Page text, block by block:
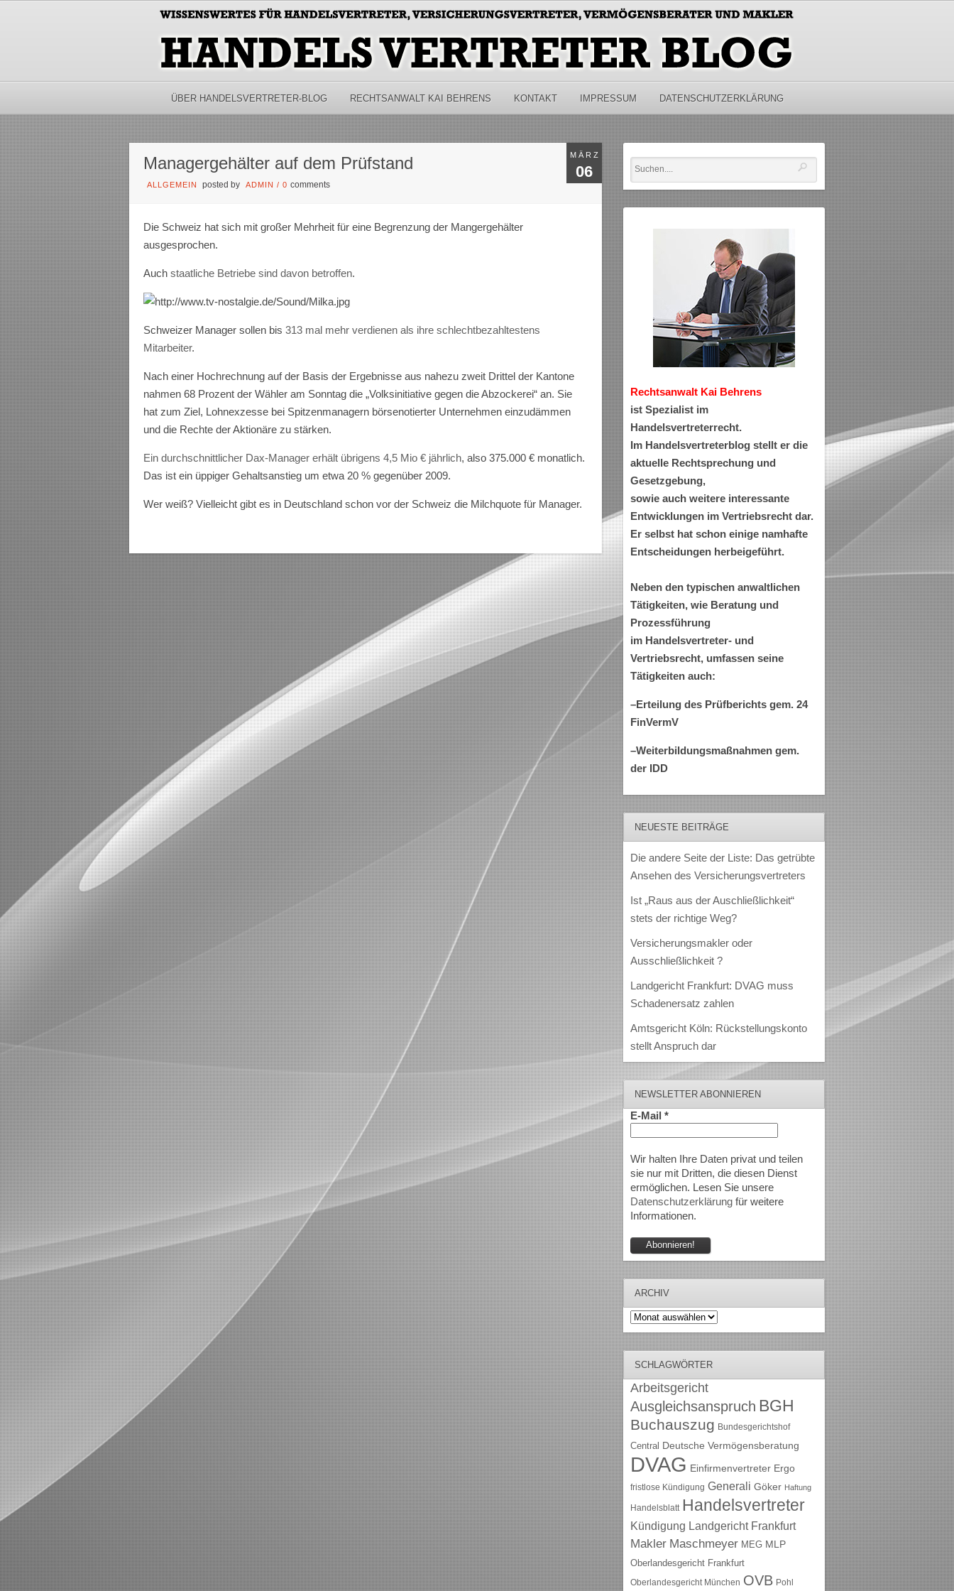
ÜBER HANDELSVERTRETER-BLOG RECHTSANWALT KAI BEHRENS KONTAKT IMPRESSUM DATENSCHUTZERKLÄRUNG
MÄRZ
06
Managergehälter auf dem Prüfstand
ALLGEMEIN posted by ADMIN /0comments
Die Schweiz hat sich mit großer Mehrheit für eine Begrenzung der Mangergehälter
ausgesprochen.
Auch staatliche Betriebe sind davon betroffen.
Schweizer Manager sollen bis313 mal mehr verdienen als ihre schlechtbezahltestens
Mitarbeiter.
Nach einer Hochrechnung auf der Basis der Ergebnisse aus nahezu zweit Drittel der Kantone
nahmen 68 Prozent der Wähler am Sonntag die „Volksinitiative gegen die Abzockerei“ an. Sie
hat zum Ziel, Lohnexzesse bei Spitzenmanagern börsenotierter Unternehmen einzudämmen
und die Rechte der Aktionäre zu stärken.
Ein durchschnittlicher Dax-Manager erhält übrigens 4,5 Mio € jährlich, also 375.000 € monatlich.
Das ist ein üppiger Gehaltsanstieg um etwa 20 % gegenüber 2009.
Wer weiß? Vielleicht gibt es in Deutschland schon vor der Schweiz die Milchquote für Manager.
Rechtsanwalt Kai Behrens
ist Spezialist im
Handelsvertreterrecht.
Im Handelsvertreterblog stellt er die
aktuelle Rechtsprechung und
Gesetzgebung,
sowie auch weitere interessante
Entwicklungen im Vertriebsrecht dar.
Er selbst hat schon einige namhafte
Entscheidungen herbeigeführt.
Neben den typischen anwaltlichen
Tätigkeiten, wie Beratung und
Prozessführung
im Handelsvertreter- und
Vertriebsrecht, umfassen seine
Tätigkeiten auch:
–Erteilung des Prüfberichts gem. 24
FinVermV
–Weiterbildungsmaßnahmen gem.
der IDD
NEUESTE BEITRÄGE
Die andere Seite der Liste: Das getrübte
Ansehen des Versicherungsvertreters
Ist „Raus aus der Auschließlichkeit“
stets der richtige Weg?
Versicherungsmakler oder
Ausschließlichkeit ?
Landgericht Frankfurt: DVAG muss
Schadenersatz zahlen
Amtsgericht Köln: Rückstellungskonto
stellt Anspruch dar
NEWSLETTER ABONNIEREN
E-Mail *
Wir halten Ihre Daten privat und teilen
sie nur mit Dritten, die diesen Dienst
ermöglichen. Lesen Sie unsere
Datenschutzerklärungfür weitere
Informationen.
ARCHIV
Archiv
SCHLAGWÖRTER
Arbeitsgericht
Ausgleichsanspruch BGH
Buchauszug Bundesgerichtshof
Central Deutsche Vermögensberatung
DVAG Einfirmenvertreter Ergo
fristlose Kündigung Generali Göker Haftung
Handelsblatt Handelsvertreter
Kündigung Landgericht Frankfurt
Makler Maschmeyer MEG MLP
Oberlandesgericht Frankfurt
Oberlandesgericht München OVB Pohl